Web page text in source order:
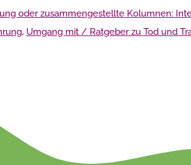
oder zusammengestellte Kolumnen:
, Umgang mit / Ratgeber zu Tod und